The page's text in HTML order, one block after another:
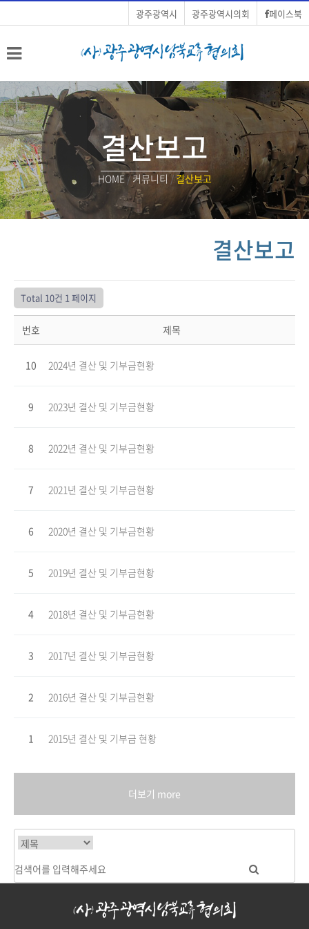
페이스북
광주광역시의회
광주광역시
결산보고
HOME/커뮤니티 /결산보고
결산보고
Total 10건 1 페이지
번호 제목
10 2024년 결산 및 기부금현황
9 2023년 결산 및 기부금현황
8 2022년 결산 및 기부금현황
7 2021년 결산 및 기부금현황
6 2020년 결산 및 기부금현황
5 2019년 결산 및 기부금현황
4 2018년 결산 및 기부금현황
3 2017년 결산 및 기부금현황
2 2016년 결산 및 기부금현황
1 2015년 결산 및 기부금 현황
더보기 more